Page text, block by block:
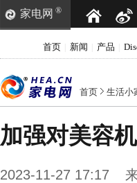
家电网 ®
首页 新闻 产品
首页 生活小
加强对美容
2023-11-27 17:17